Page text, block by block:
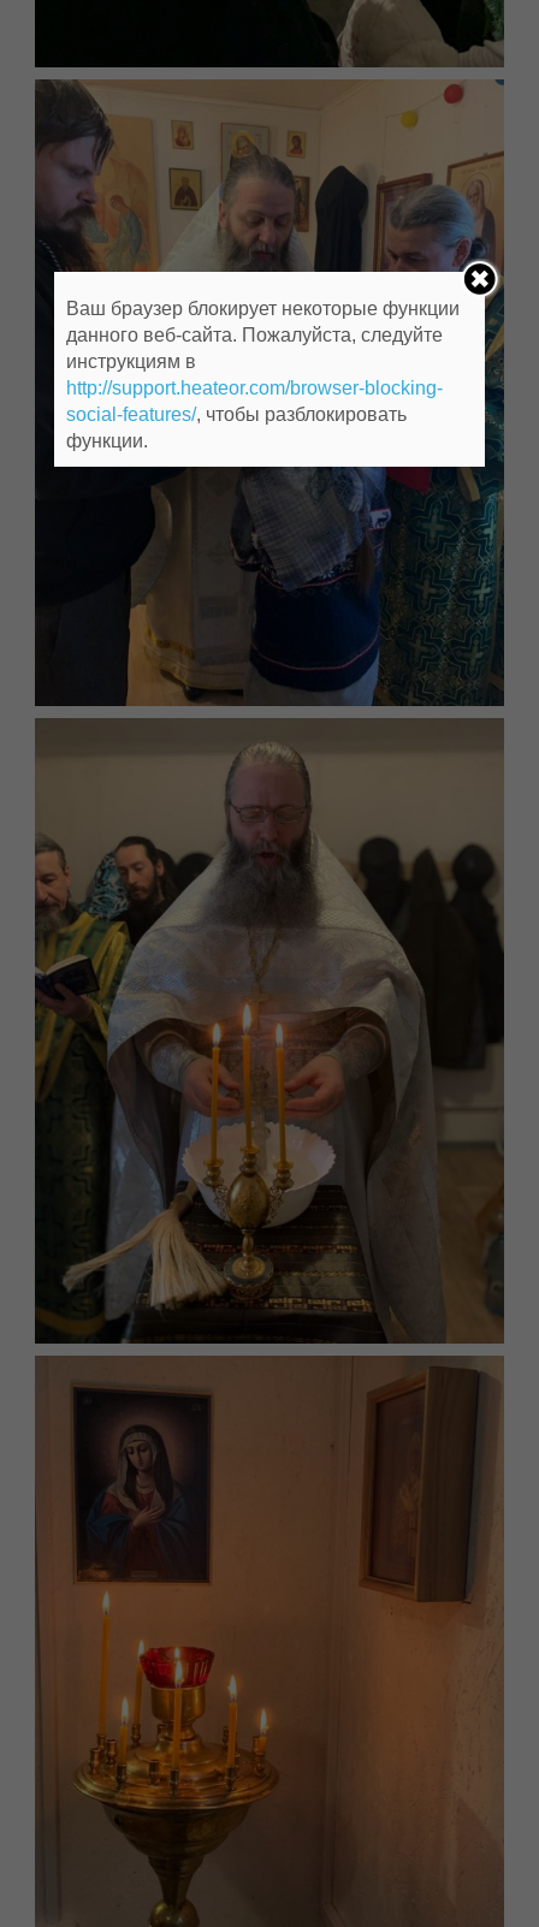
Ваш браузер блокирует некоторые функции
данного веб-сайта. Пожалуйста, следуйте
инструкциям в
http://support.heateor.com/browser-blocking-
social-features/, чтобы разблокировать
функции.